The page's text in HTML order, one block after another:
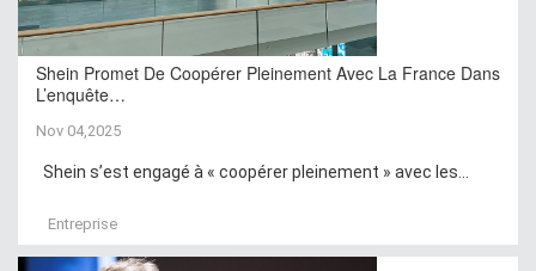
Shein Promet De Coopérer Pleinement Avec La France Dans
L’enquête…
Nov 04,2025
Shein s’est engagé à « coopérer pleinement » avec les...
Entreprise